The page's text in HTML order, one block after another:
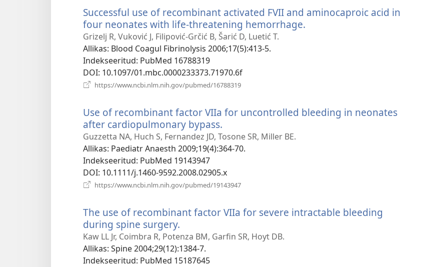
Successful use of recombinant activated FVII and aminocaproic acid in
four neonates with life-threatening hemorrhage.
Grizelj R, Vuković J, Filipović-Grčić B, Šarić D, Luetić T.
Allikas‎: Blood Coagul Fibrinolysis 2006;17(5):413-5.
Indekseeritud‎: PubMed 16788319
DOI‎: 10.1097/01.mbc.0000233373.71970.6f
https://www.ncbi.nlm.nih.gov/pubmed/16788319
Use of recombinant factor VIIa for uncontrolled bleeding in neonates
after cardiopulmonary bypass.
uue
akna)
Guzzetta NA, Huch S, Fernandez JD, Tosone SR, Miller BE.
Allikas‎: Paediatr Anaesth 2009;19(4):364-70.
Indekseeritud‎: PubMed 19143947
DOI‎: 10.1111/j.1460-9592.2008.02905.x
https://www.ncbi.nlm.nih.gov/pubmed/19143947
The use of recombinant factor VIIa for severe intractable bleeding
during spine surgery.
uue
akna)
Kaw LL Jr, Coimbra R, Potenza BM, Garfin SR, Hoyt DB.
Allikas‎: Spine 2004;29(12):1384-7.
Indekseeritud‎: PubMed 15187645